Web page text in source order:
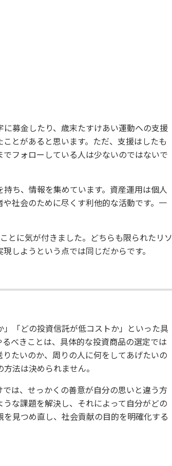
募金したり、歳末たすけあい運動への支援
とがあると思います。ただ、支援はしたも
フォローしている人は少ないのではないで
ち、情報を集めています。資産運用は個人
社会のために尽くす利他的な活動です。一
とに気が付きました。どちらも限られたリソ
しようという点では同じだからです。
「どの投資信託が低コストか」といった具
べきことは、具体的な投資商品の選定では
たいのか、周りの人に何をしてあげたいの
法は決められません。
は、せっかくの善意が自分の思いと違う方
な課題を解決し、それによって自分がどの
見つめ直し、社会貢献の目的を明確化する